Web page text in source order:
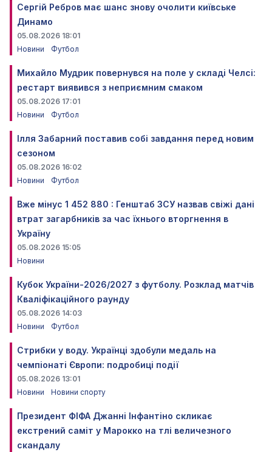
Сергій Ребров має шанс знову очолити київське
Динамо
05.08.2026 18:01
Новини
Футбол
Михайло Мудрик повернувся на поле у складі Челсі:
рестарт виявився з неприємним смаком
05.08.2026 17:01
Новини
Футбол
Ілля Забарний поставив собі завдання перед новим
сезоном
05.08.2026 16:02
Новини
Футбол
Вже мінус 1 452 880 : Генштаб ЗСУ назвав свіжі дані
втрат загарбників за час їхнього вторгнення в
Україну
05.08.2026 15:05
Новини
Кубок України-2026/2027 з футболу. Розклад матчів
Кваліфікаційного раунду
05.08.2026 14:03
Новини
Футбол
Стрибки у воду. Українці здобули медаль на
чемпіонаті Європи: подробиці події
05.08.2026 13:01
Новини
Новини спорту
Президент ФІФА Джанні Інфантіно скликає
екстрений саміт у Марокко на тлі величезного
скандалу